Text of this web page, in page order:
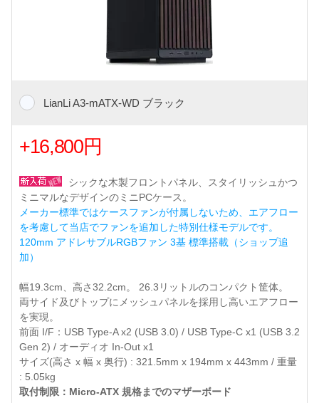
LianLi A3-mATX-WD ブラック
+16,800円
シックな木製フロントパネル、スタイリッシュかつ
ミニマルなデザインのミニPCケース。
メーカー標準ではケースファンが付属しないため、エアフロー
を考慮して当店でファンを追加した特別仕様モデルです。
120mm アドレサブルRGBファン 3基 標準搭載（ショップ追
加）
幅19.3cm、高さ32.2cm。 26.3リットルのコンパクト筐体。
両サイド及びトップにメッシュパネルを採用し高いエアフロー
を実現。
前面 I/F：USB Type-A x2 (USB 3.0) / USB Type-C x1 (USB 3.2
Gen 2) / オーディオ In-Out x1
サイズ(高さ x 幅 x 奥行) : 321.5mm x 194mm x 443mm / 重量
: 5.05kg
取付制限：Micro-ATX 規格までのマザーボード